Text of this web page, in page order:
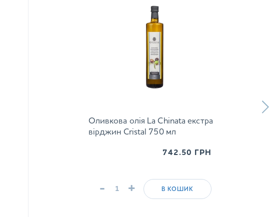
Оливкова олія La Chinata екстра
вірджин Cristal 750 мл
742.50 ГРН
- + В КОШИК